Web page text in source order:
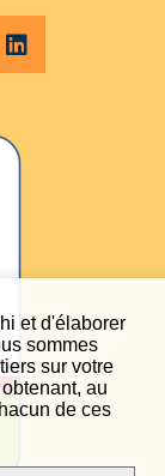
et d'élaborer
sommes
sur votre
au
de ces